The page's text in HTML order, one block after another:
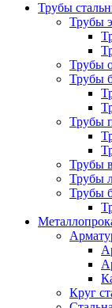
Трубы
Трубы
Трубы
Трубы
Трубы
Трубы
Трубы
Трубы
Круг